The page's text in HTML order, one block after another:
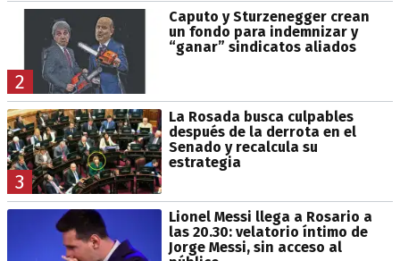
2
Caputo y Sturzenegger crean
un fondo para indemnizar y
“ganar” sindicatos aliados
3
La Rosada busca culpables
después de la derrota en el
Senado y recalcula su
estrategia
Lionel Messi llega a Rosario a
las 20.30: velatorio íntimo de
Jorge Messi, sin acceso al